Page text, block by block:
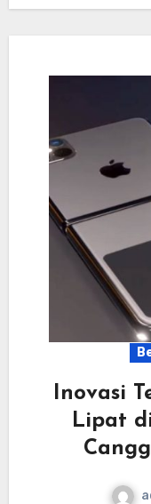
Inovasi
Lipat